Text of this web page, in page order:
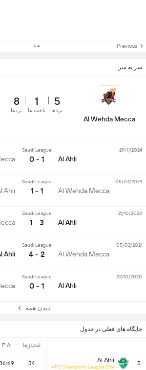
جایگاه های فعلی در جدول
امتیازها F:A
5
Al Ahli
AFC Champions League Elite
34
Previous
سر به سر
Al Wehda Mecca
5
بردها
1
باخت ها
8
بردها
Al Ahli
Saudi League
1 - 0
29/11/2024
Al Wehda Mecca
Saudi League
1 - 1
Ahli
05/04/2024
Al Ahli
Saudi League
3 - 1
21/10/2023
Al Wehda Mecca
Saudi League
2 - 4
Ahli
05/02/2021
Al Ahli
Saudi League
1 - 0
22/10/2020
دیدن همه